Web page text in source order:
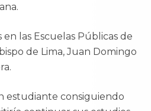
las Escuelas Públicas de
de Lima, Juan Domingo
estudiante consiguiendo